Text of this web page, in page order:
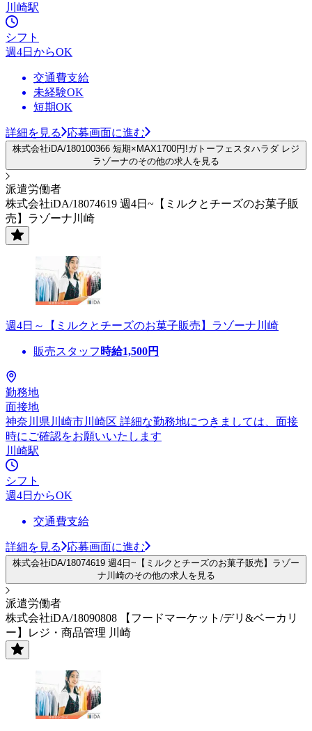
川崎駅
シフト
週4日からOK
交通費支給
未経験OK
短期OK
詳細を見る 応募画面に進む
株式会社iDA/180100366 短期×MAX1700円!ガトーフェスタハラダ レジ
ラゾーナのその他の求人を見る
派遣労働者
株式会社iDA/18074619 週4日~【ミルクとチーズのお菓子販
売】ラゾーナ川崎
週4日～【ミルクとチーズのお菓子販売】ラゾーナ川崎
販売スタッフ 時給1,500円
勤務地
面接地
神奈川県川崎市川崎区 詳細な勤務地につきましては、面接
時にご確認をお願いいたします
川崎駅
シフト
週4日からOK
交通費支給
詳細を見る 応募画面に進む
株式会社iDA/18074619 週4日~【ミルクとチーズのお菓子販売】ラゾー
ナ川崎のその他の求人を見る
派遣労働者
株式会社iDA/18090808 【フードマーケット/デリ&ベーカリ
ー】レジ・商品管理 川崎